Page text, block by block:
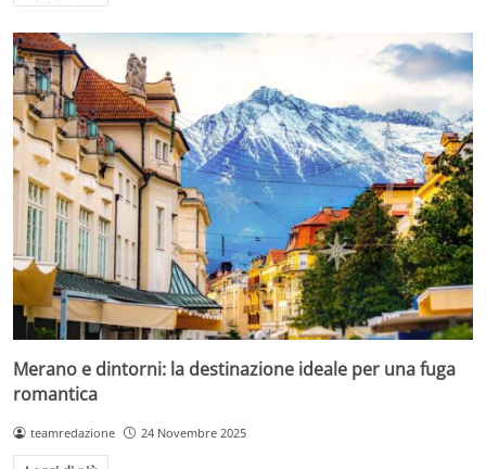
Merano e dintorni: la destinazione ideale per una fuga
romantica
teamredazione 24 Novembre 2025